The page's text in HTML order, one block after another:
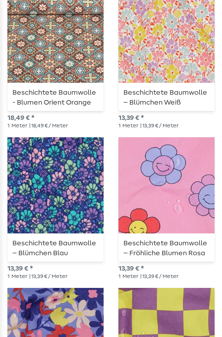
Beschichtete Baumwolle
- Blumen Orient Orange
18,49 € *
1 Meter | 18,49 € / Meter
Beschichtete Baumwolle
– Blümchen Weiß
13,39 € *
1 Meter | 13,39 € / Meter
Beschichtete Baumwolle
– Blümchen Blau
13,39 € *
1 Meter | 13,39 € / Meter
Beschichtete Baumwolle
– Fröhliche Blumen Rosa
13,39 € *
1 Meter | 13,39 € / Meter